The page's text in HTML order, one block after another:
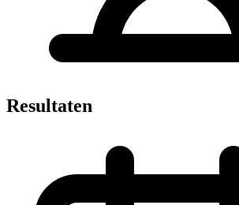
Resultaten